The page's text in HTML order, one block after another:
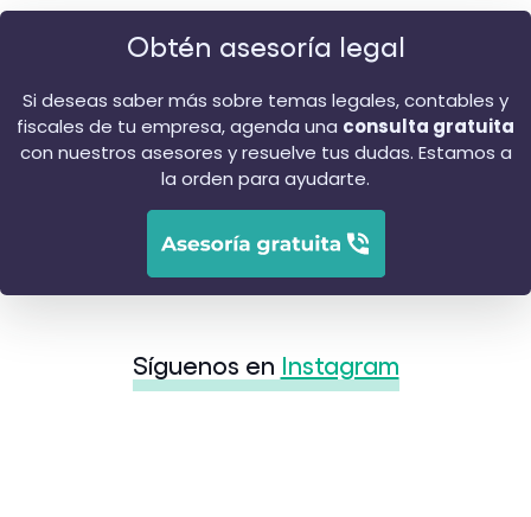
Obtén asesoría legal
Si deseas saber más sobre temas legales, contables y
fiscales de tu empresa, agenda una consulta gratuita
con nuestros asesores y resuelve tus dudas. Estamos a
la orden para ayudarte.
Síguenos en Instagram